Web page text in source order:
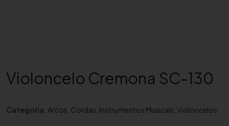
Violoncelo Cremona SC-130
Categoria: Arcos Cordas Instrumentos Musicais Violoncelos